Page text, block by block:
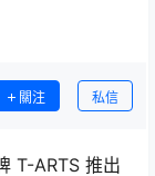
關注 私信
T-ARTS 推出